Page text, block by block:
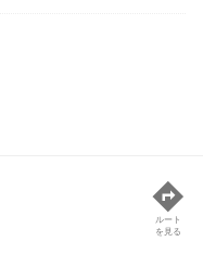
ルート
を見る